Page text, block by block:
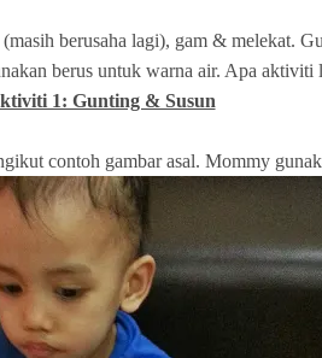
berusaha lagi), gam & melekat.
berus untuk warna air. Apa
1: Gunting & Susun
contoh gambar asal. Mommy